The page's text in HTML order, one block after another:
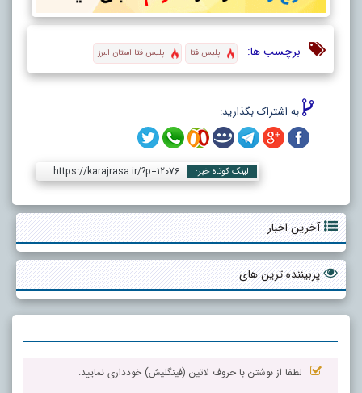
برچسب ها: پلیس فتا پلیس فتا استان البرز
به اشتراک بگذارید:
لینک کوتاه خبر: https://karajrasa.ir/?p=12076
آخرین اخبار
پربیننده ترین های
لطفا از نوشتن با حروف لاتین (فینگلیش) خودداری نمایید.